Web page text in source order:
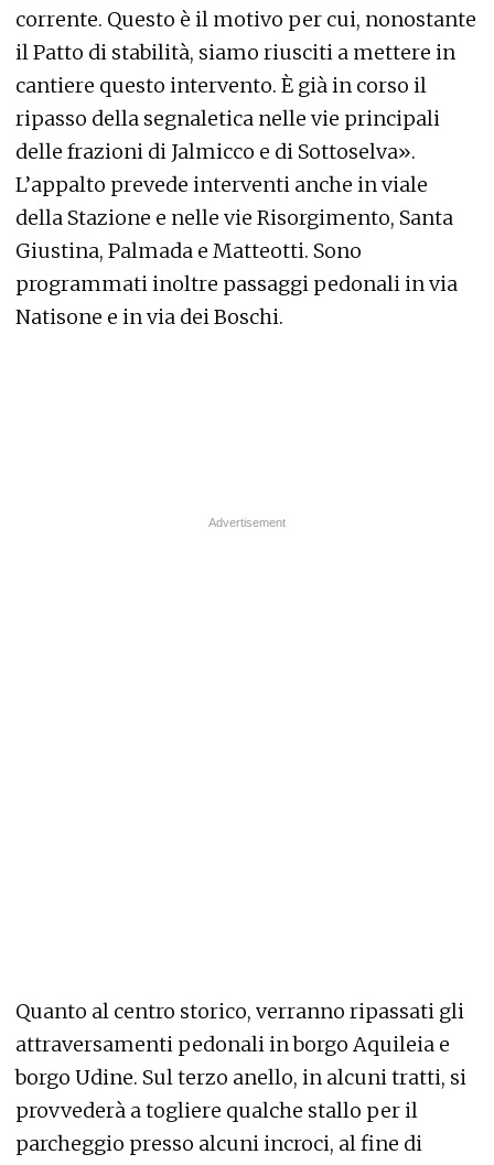
corrente. Questo è il motivo per cui, nonostante
il Patto di stabilità, siamo riusciti a mettere in
cantiere questo intervento. È già in corso il
ripasso della segnaletica nelle vie principali
delle frazioni di Jalmicco e di Sottoselva».
L’appalto prevede interventi anche in viale
della Stazione e nelle vie Risorgimento, Santa
Giustina, Palmada e Matteotti. Sono
programmati inoltre passaggi pedonali in via
Natisone e in via dei Boschi.
Quanto al centro storico, verranno ripassati gli
attraversamenti pedonali in borgo Aquileia e
borgo Udine. Sul terzo anello, in alcuni tratti, si
provvederà a togliere qualche stallo per il
parcheggio presso alcuni incroci, al fine di